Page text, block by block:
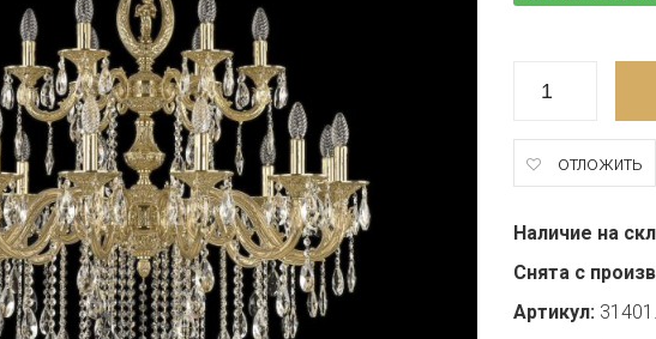
отложить
Наличие на
Снята с
Артикул: